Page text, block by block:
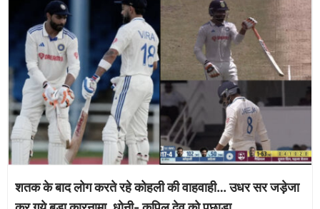
शतक के बाद लोग करते रहे कोहली की वाहवाही… उधर सर जड़ेजा